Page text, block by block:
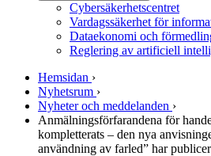
Cybersäkerhetscentret
Vardagssäkerhet för
Dataekonomi och
Reglering av artificiell
Hemsidan ›
Nyhetsrum ›
Nyheter och meddelanden ›
Anmälningsförfarandena för
kompletterats – den nya
användning av farled” har